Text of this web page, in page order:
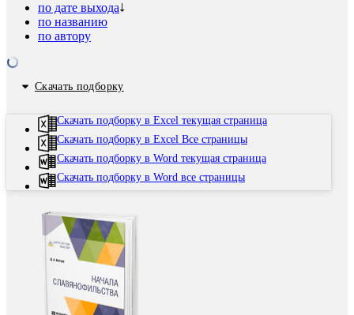
по дате выхода
по названию
по автору
Скачать подборку
Скачать подборку в Excel текущая страница
Скачать подборку в Excel Все страницы
Скачать подборку в Word текущая страница
Скачать подборку в Word все страницы